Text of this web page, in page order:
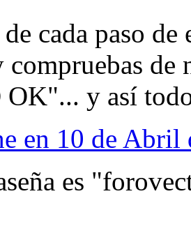
de cada paso
compruebas
y así
en 10 de Abril
es